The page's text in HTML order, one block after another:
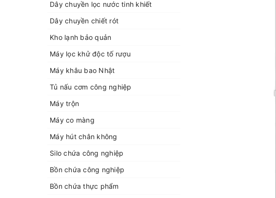
Dây chuyền lọc nước tinh khiết
Dây chuyền chiết rót
Kho lạnh bảo quản
Máy lọc khử độc tố rượu
Máy khâu bao Nhật
Tủ nấu cơm công nghiệp
Máy trộn
Máy co màng
Máy hút chân không
Silo chứa công nghiệp
Bồn chứa công nghiệp
Bồn chứa thực phẩm